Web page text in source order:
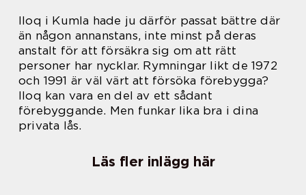
Iloq i Kumla hade ju därför passat bättre där
än någon annanstans, inte minst på deras
anstalt för att försäkra sig om att rätt
personer har nycklar. Rymningar likt de 1972
och 1991 är väl värt att försöka förebygga?
Iloq kan vara en del av ett sådant
förebyggande. Men funkar lika bra i dina
privata lås.
Läs fler inlägg här